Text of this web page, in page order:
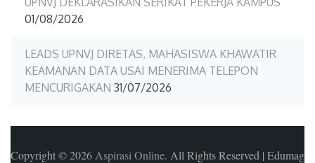
01/08/2026
LEADS UPNVJ DIRETAS, MAHASISWA KHAWATIR
KEAMANAN DATA USAI MENERIMA TELEPON
MENCURIGAKAN 31/07/2026
Copyright © 2026Aspirasi Online. All Rights Reserved | Edumag